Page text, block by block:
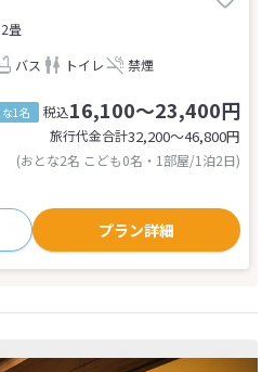
畳
バス トイレ 禁煙
1名 税込16,100～23,400円
旅行代金合計32,200〜46,800円
(おとな2名 こども0名・1部屋/1泊2日)
プラン詳細